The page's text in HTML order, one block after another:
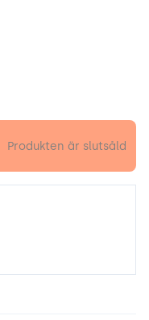
Produkten är slutsåld